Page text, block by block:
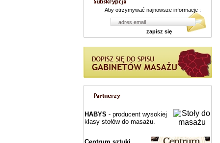
Aby otrzymywać najnowsze informacje :
zapisz się
HABYS - producent wysokiej
klasy stołów do masażu.